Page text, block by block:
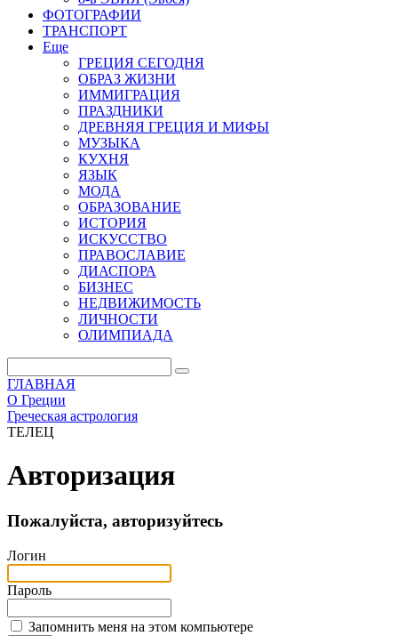
ФОТОГРАФИИ
ТРАНСПОРТ
Еще
ГРЕЦИЯ СЕГОДНЯ
ОБРАЗ ЖИЗНИ
ИММИГРАЦИЯ
ПРАЗДНИКИ
ДРЕВНЯЯ ГРЕЦИЯ И МИФЫ
МУЗЫКА
КУХНЯ
ЯЗЫК
МОДА
ОБРАЗОВАНИЕ
ИСТОРИЯ
ИСКУССТВО
ПРАВОСЛАВИЕ
ДИАСПОРА
БИЗНЕС
НЕДВИЖИМОСТЬ
ЛИЧНОСТИ
ОЛИМПИАДА
ГЛАВНАЯ
О Греции
Греческая астрология
ТЕЛЕЦ
Авторизация
Пожалуйста, авторизуйтесь
Логин
Пароль
Запомнить меня на этом компьютере